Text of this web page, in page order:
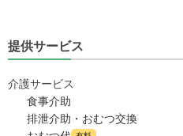
食費 ?
水道・光熱費
上乗せ介護費 ?
管理費
提供サービス
介護サービス
食事介助
排泄介助・おむつ交換